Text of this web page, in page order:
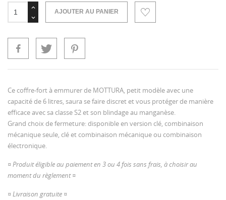
AJOUTER AU PANIER
Ce coffre-fort à emmurer de MOTTURA, petit modèle avec une
capacité de 6 litres, saura se faire discret et vous protéger de manière
efficace avec sa classe S2 et son blindage au manganèse.
Grand choix de fermeture: disponible en version clé, combinaison
mécanique seule, clé et combinaison mécanique ou combinaison
électronique.
¤ Produit éligible au paiement en 3 ou 4 fois sans frais, à choisir au
moment du règlement ¤
¤ Livraison gratuite ¤